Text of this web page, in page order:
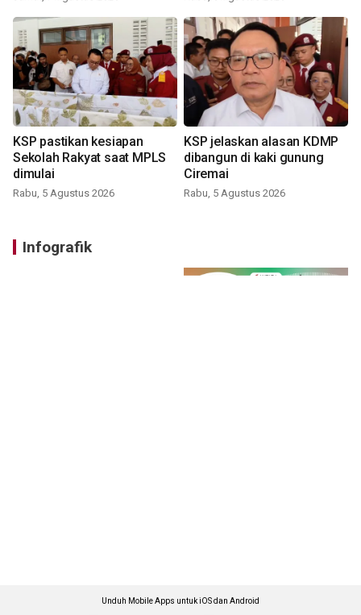
KSP pastikan kesiapan
Sekolah Rakyat saat MPLS
dimulai
Rabu, 5 Agustus 2026
KSP jelaskan alasan KDMP
dibangun di kaki gunung
Ciremai
Rabu, 5 Agustus 2026
Infografik
Unduh Mobile Apps untuk iOS dan Android